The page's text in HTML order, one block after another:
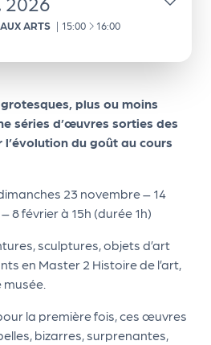
ARTS | 15:00 À
16:00
plus ou moins
séries d’œuvres sorties des
du goût au cours
23 novembre – 14
8 février à 15h (durée 1h)
sculptures, objets d’art
en Master 2 Histoire de l’art,
la première fois, ces œuvres
bizarres, surprenantes,